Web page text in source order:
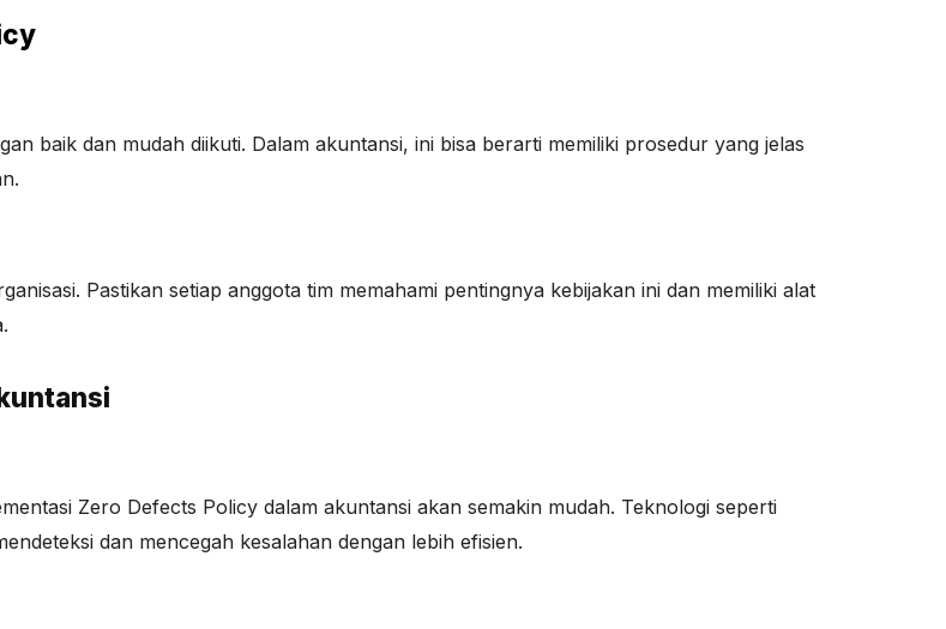
baik dan mudah diikuti. Dalam akuntansi, ini bisa berarti memiliki prosedur yang jelas
Pastikan setiap anggota tim memahami pentingnya kebijakan ini dan memiliki alat
Zero Defects Policy dalam akuntansi akan semakin mudah. Teknologi seperti
dan mencegah kesalahan dengan lebih efisien.